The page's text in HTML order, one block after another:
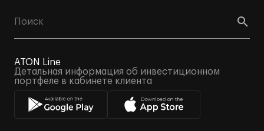
ATON Line
Детальная информация об инвестиционном
портфеле в кабинете клиента